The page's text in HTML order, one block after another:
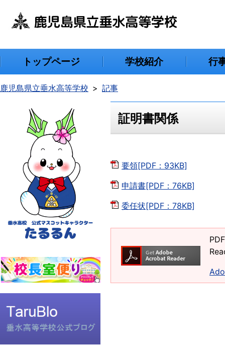
トップページ 学校紹介 行
鹿児島県立垂水高等学校 記事
証明書関係
要領[PDF：93KB]
申請書[PDF：76KB]
委任状[PDF：78KB]